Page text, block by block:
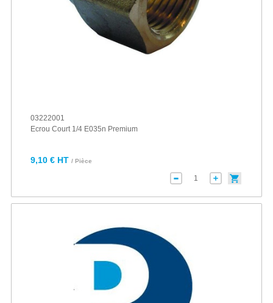
03222001
Ecrou Court 1/4 E035n Premium
9,10 € HT / Pièce